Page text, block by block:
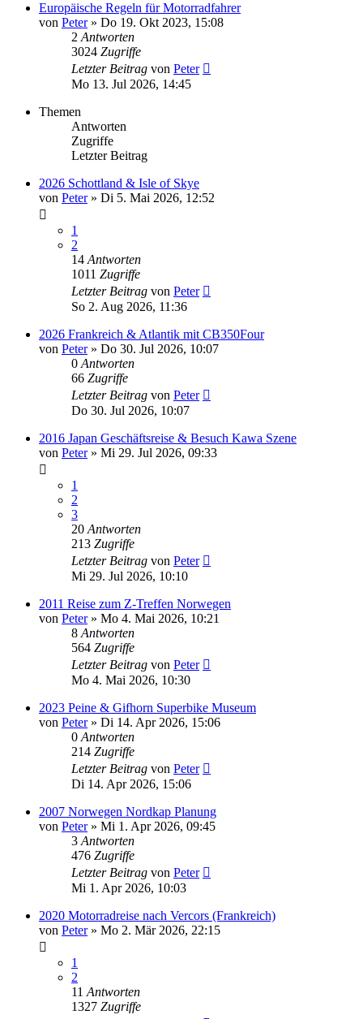
Europäische Regeln für Motorradfahrer
von Peter» Do 19. Okt 2023, 15:08
2 Antworten
3024 Zugriffe
Letzter Beitrag von Peter
Mo 13. Jul 2026, 14:45
Themen
Antworten
Zugriffe
Letzter Beitrag
2026 Schottland & Isle of Skye
von Peter» Di 5. Mai 2026, 12:52
1
2
14 Antworten
1011 Zugriffe
Letzter Beitrag von Peter
So 2. Aug 2026, 11:36
2026 Frankreich & Atlantik mit CB350Four
von Peter» Do 30. Jul 2026, 10:07
0 Antworten
66 Zugriffe
Letzter Beitrag von Peter
Do 30. Jul 2026, 10:07
2016 Japan Geschäftsreise & Besuch Kawa Szene
von Peter» Mi 29. Jul 2026, 09:33
1
2
3
20 Antworten
213 Zugriffe
Letzter Beitrag von Peter
Mi 29. Jul 2026, 10:10
2011 Reise zum Z-Treffen Norwegen
von Peter» Mo 4. Mai 2026, 10:21
8 Antworten
564 Zugriffe
Letzter Beitrag von Peter
Mo 4. Mai 2026, 10:30
2023 Peine & Gifhorn Superbike Museum
von Peter» Di 14. Apr 2026, 15:06
0 Antworten
214 Zugriffe
Letzter Beitrag von Peter
Di 14. Apr 2026, 15:06
2007 Norwegen Nordkap Planung
von Peter» Mi 1. Apr 2026, 09:45
3 Antworten
476 Zugriffe
Letzter Beitrag von Peter
Mi 1. Apr 2026, 10:03
2020 Motorradreise nach Vercors (Frankreich)
von Peter» Mo 2. Mär 2026, 22:15
1
2
11 Antworten
1327 Zugriffe